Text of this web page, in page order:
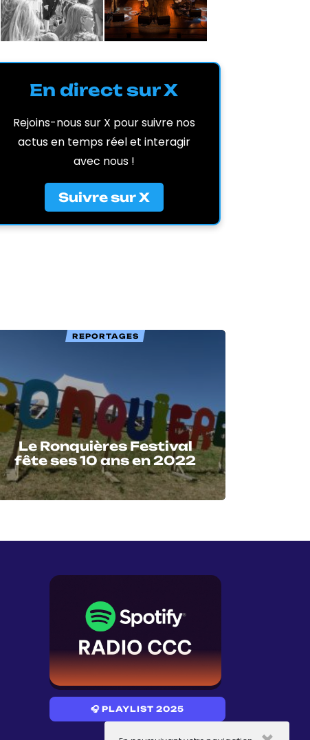
En direct sur X
Rejoins-nous sur X pour suivre nos
actus en temps réel et interagir
avec nous !
Suivre sur X
REPORTAGES
Le Ronquières Festival
fête ses 10 ans en 2022
🎧 PLAYLIST 2025